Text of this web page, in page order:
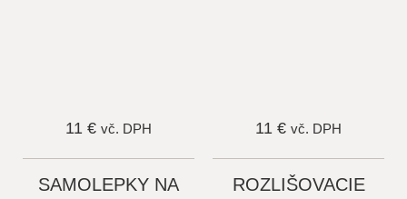
11 € vč. DPH 11 € vč. DPH
SAMOLEPKY NA
ROZLIŠOVACIE